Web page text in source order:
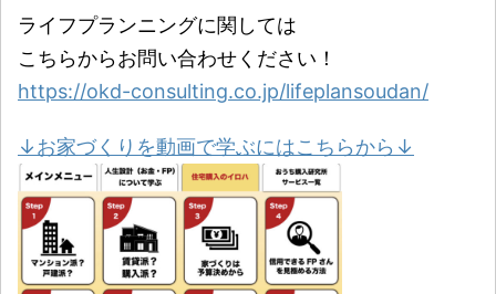
ライフプランニングに関しては
こちらからお問い合わせください！
https://okd-consulting.co.jp/lifeplansoudan/
↓お家づくりを動画で学ぶにはこちらから↓